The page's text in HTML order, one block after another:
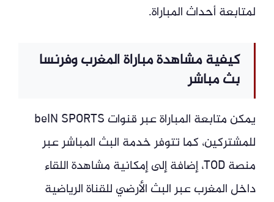
لمتابعة أحداث المباراة.
كيفية مشاهدة مباراة المغرب وفرنسا
بث مباشر
يمكن متابعة المباراة عبر قنوات beIN SPORTS
للمشتركين، كما تتوفر خدمة البث المباشر عبر
منصة TOD، إضافة إلى إمكانية مشاهدة اللقاء
داخل المغرب عبر البث الأرضي للقناة الرياضية